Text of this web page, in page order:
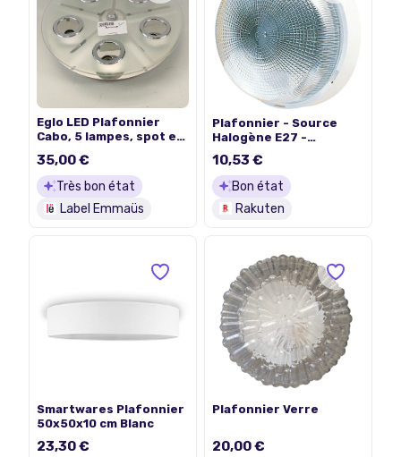
Eglo LED Plafonnier
Cabo, 5 lampes, spot en
douille GU10, 35cm.
35,00 €
Très bon état
Label Emmaüs
Plafonnier - Source
Halogène E27 -
10,53 €
Bon état
Rakuten
Smartwares Plafonnier
50x50x10 cm Blanc
23,30 €
Plafonnier Verre
20,00 €